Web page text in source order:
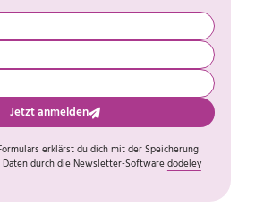
Jetzt anmelden
erklärst du dich mit der Speicherung
durch die Newsletter-Softwaredodeley